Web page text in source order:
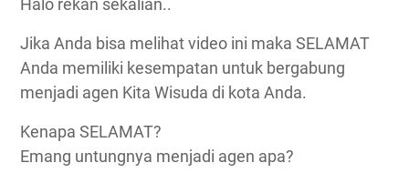
Halo rekan sekalian..
Jika Anda bisa melihat video ini maka SELAMAT
Anda memiliki kesempatan untuk bergabung
menjadi agen Kita Wisuda di kota Anda.
Kenapa SELAMAT?
Emang untungnya menjadi agen apa?